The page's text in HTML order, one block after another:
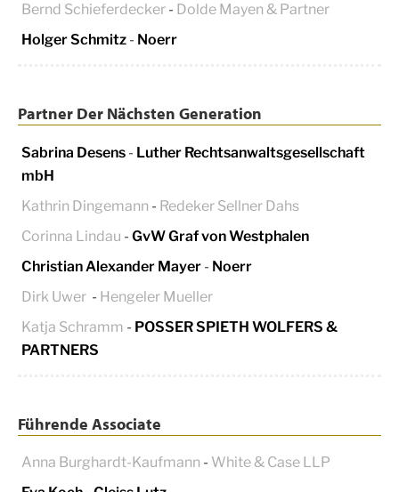
Bernd Schieferdecker - Dolde Mayen & Partner
Holger Schmitz - Noerr
Partner Der Nächsten Generation
Sabrina Desens - Luther Rechtsanwaltsgesellschaft
mbH
Kathrin Dingemann - Redeker Sellner Dahs
Corinna Lindau - GvW Graf von Westphalen
Christian Alexander Mayer - Noerr
Dirk Uwer - Hengeler Mueller
Katja Schramm - POSSER SPIETH WOLFERS &
PARTNERS
Führende Associate
Anna Burghardt-Kaufmann - White & Case LLP